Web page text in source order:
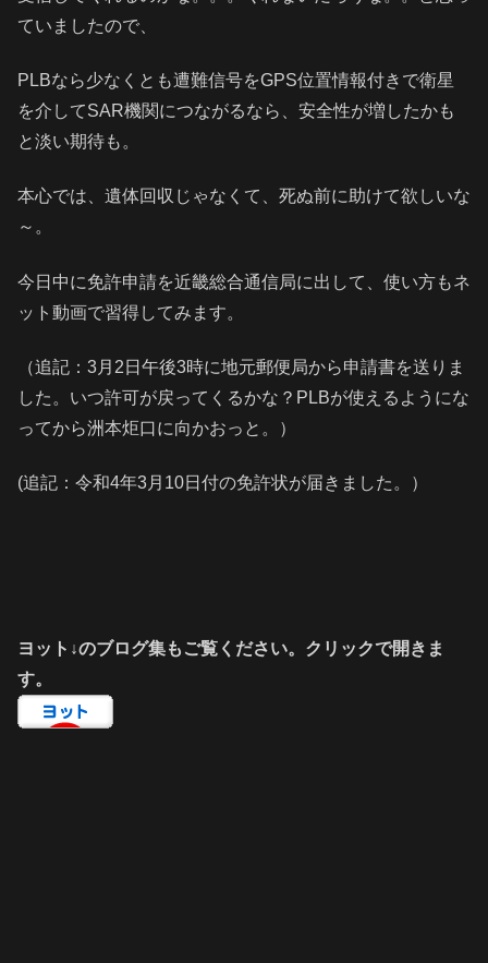
ていましたので、
PLBなら少なくとも遭難信号をGPS位置情報付きで衛星
を介してSAR機関につながるなら、安全性が増したかも
と淡い期待も。
本心では、遺体回収じゃなくて、死ぬ前に助けて欲しいな
～。
今日中に免許申請を近畿総合通信局に出して、使い方もネ
ット動画で習得してみます。
（追記：3月2日午後3時に地元郵便局から申請書を送りま
した。いつ許可が戻ってくるかな？PLBが使えるようにな
ってから洲本炬口に向かおっと。）
(追記：令和4年3月10日付の免許状が届きました。）
ヨット↓のブログ集もご覧ください。クリックで開きま
す。